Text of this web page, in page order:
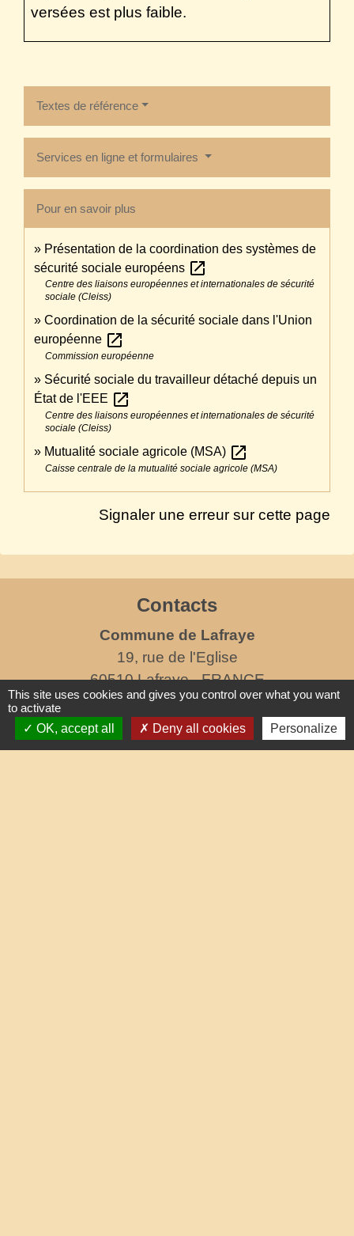
versées est plus faible.
Textes de référence
Services en ligne et formulaires
Pour en savoir plus
Présentation de la coordination des systèmes de
sécurité sociale européens open_in_new
Centre des liaisons européennes et internationales de sécurité
sociale (Cleiss)
Coordination de la sécurité sociale dans l'Union
européenne open_in_new
Commission européenne
Sécurité sociale du travailleur détaché depuis un
État de l'EEE open_in_new
Centre des liaisons européennes et internationales de sécurité
sociale (Cleiss)
Mutualité sociale agricole (MSA) open_in_new
Caisse centrale de la mutualité sociale agricole (MSA)
Signaler une erreur sur cette page
Contacts
Commune de Lafraye
19, rue de l'Eglise
60510 Lafraye - FRANCE
+33 3 44 80 47 31
Contact par formulaire
This site uses cookies and gives you control over what you want
to activate
OK, accept all
Deny all cookies Personalize